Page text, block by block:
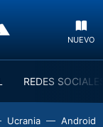
NUEVO
REDES
Ucrania Android